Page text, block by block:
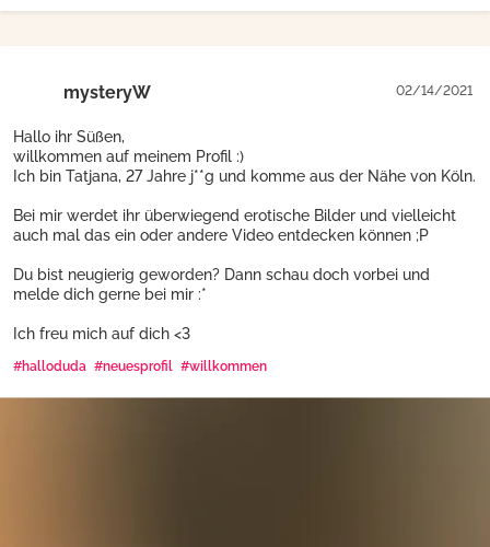
mysteryW 02/14/2021
Hallo ihr Süßen,
willkommen auf meinem Profil :)
Ich bin Tatjana, 27 Jahre j**g und komme aus der Nähe von Köln.
Bei mir werdet ihr überwiegend erotische Bilder und vielleicht
auch mal das ein oder andere Video entdecken können ;P
Du bist neugierig geworden? Dann schau doch vorbei und
melde dich gerne bei mir :*
Ich freu mich auf dich <3
#halloduda #neuesprofil #willkommen